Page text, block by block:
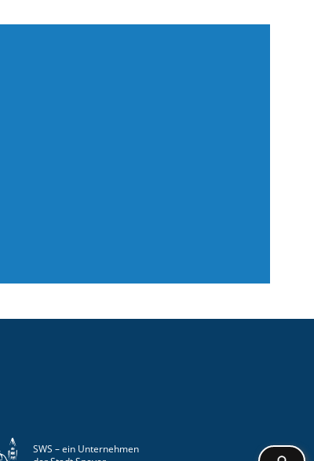
SWS – ein Unternehmen